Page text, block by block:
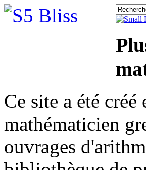
Ce site a été
mathématicien
ouvrages